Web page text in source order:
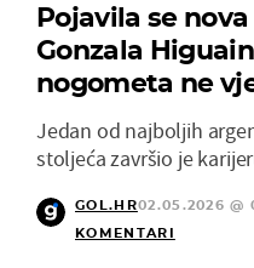
Pojavila se
Gonzala
nogometa ne
Jedan od najboljih
stoljeća završio je
GOL.HR02.05.2026 @
KOMENTARI